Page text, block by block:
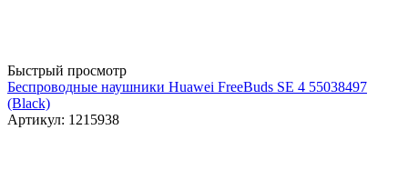
Быстрый просмотр
Беспроводные наушники Huawei FreeBuds SE 4 55038497
(Black)
Артикул: 1215938